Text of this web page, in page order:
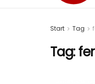
Start Tag
Tag: